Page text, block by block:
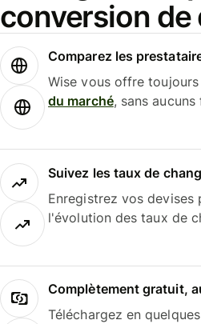
conversion de
Comparez les
Wise vous offre
du marché, sans aucuns
Suivez les taux de
Enregistrez vos devises
l'évolution des taux de
Complètement gratuit,
Téléchargez en